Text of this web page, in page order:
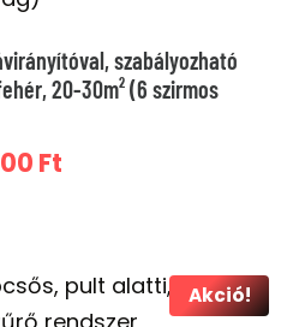
szabályozható
20-30m² (6 szirmos
Ft.
Ft
20.000 Ft.
Akció!